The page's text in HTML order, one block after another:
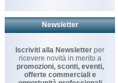
Newsletter
Iscriviti alla Newsletter per
ricevere novità in merito a
promozioni, sconti, eventi,
offerte commerciali e